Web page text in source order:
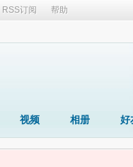
RSS订阅 帮助
视频 相册 好